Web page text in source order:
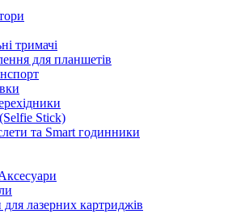
тримачі
для планшетів
Stick)
та Smart годинники
лазерних картриджів